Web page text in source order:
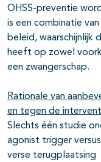
OHSS-preventie
is een combinatie
beleid,
heeft op zowel
een zwangerschap.
Rationale van
en tegen de
Slechts één studie
agonist trigger
verse terugplaatsing